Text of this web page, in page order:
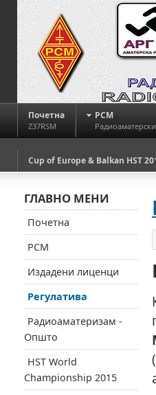
Почетна
Z37RSM
РСМ
Cup of Europe & Balkan HST
ГЛАВНО МЕНИ
Почетна
РСМ
Издадени лиценци
Регулатива
Радиоаматеризам -
Општо
HST World
Championship 2015